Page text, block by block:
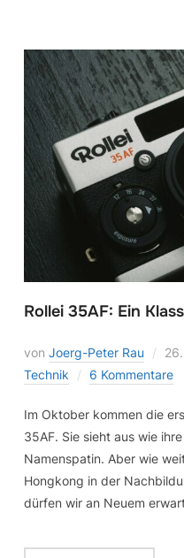
Rollei 35AF: Ein
von Joerg-Peter Rau
Technik
6 Kommentare
Im Oktober kommen die
35AF. Sie sieht aus wie
Namenspatin. Aber wie
Hongkong in der
dürfen wir an Neuem